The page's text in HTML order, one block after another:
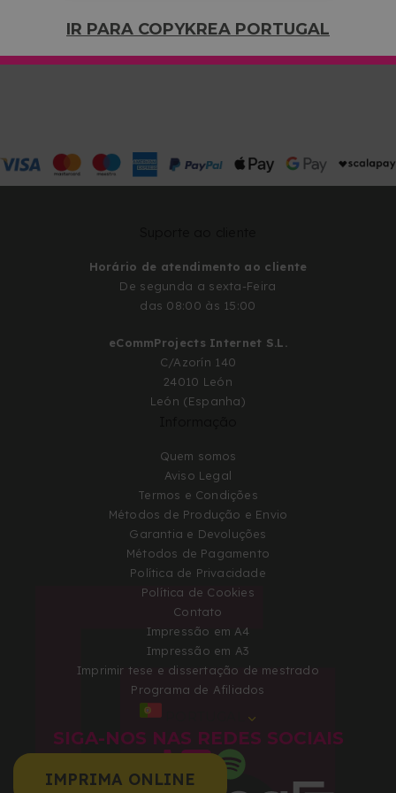
IR PARA COPYKREA PORTUGAL
ola@copykrea.pte ajudaremos com tudo o que
precisares.
IMPRIMA ONLINE
Horário de atendimento ao cliente
De segunda a sexta-Feira
das 08:00 às 15:00
eCommProjects Internet S.L.
C/Azorín 140
24010 León
León (Espanha)
Quem somos
Aviso Legal
Termos e Condições
Métodos de Produção e Envio
Garantia e Devoluções
Métodos de Pagamento
Política de Privacidade
Política de Cookies
Contato
Impressão em A4
Impressão em A3
Imprimir tese e dissertação de mestrado
Programa de Afiliados
SIGA-NOS NAS REDES SOCIAIS